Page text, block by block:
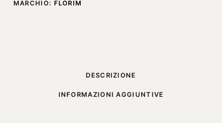
MARCHIO: FLORIM
DESCRIZIONE
INFORMAZIONI AGGIUNTIVE